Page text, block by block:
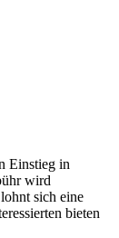
Einstieg in
wird
sich eine
bieten